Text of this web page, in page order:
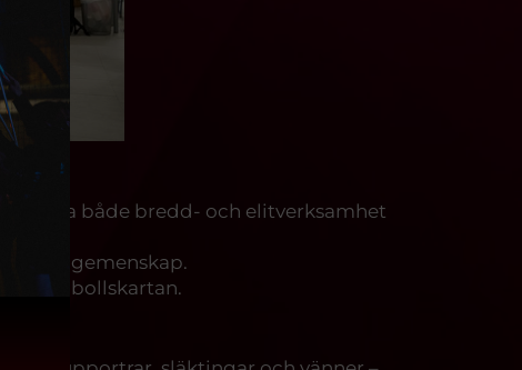
driva både bredd- och elitverksamhet
och gemenskap.
handbollskartan.